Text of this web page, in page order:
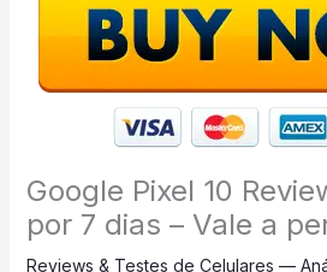
Google Pixel 10
por 7 dias – Vale a
Reviews & Testes de Celulares —